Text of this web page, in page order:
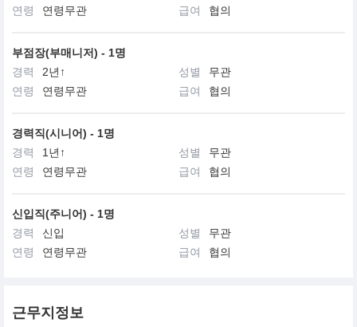
연령
연령무관 급여 협의
부점장(부매니저) - 1명
경력
2년↑ 성별
무관
연령
연령무관 급여 협의
경력직(시니어) - 1명
경력
1년↑ 성별
무관
연령
연령무관 급여 협의
신입직(주니어) - 1명
경력
신입 성별
무관
연령
연령무관 급여 협의
근무지정보